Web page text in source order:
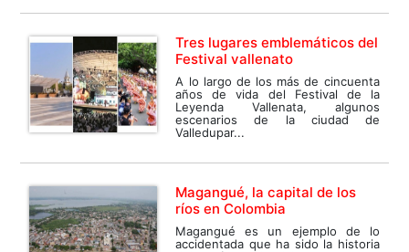
Tres lugares emblemáticos del
Festival vallenato
A lo largo de los más de cincuenta
años de vida del Festival de la
Leyenda Vallenata, algunos
escenarios de la ciudad de
Valledupar...
Magangué, la capital de los
ríos en Colombia
Magangué es un ejemplo de lo
accidentada que ha sido la historia